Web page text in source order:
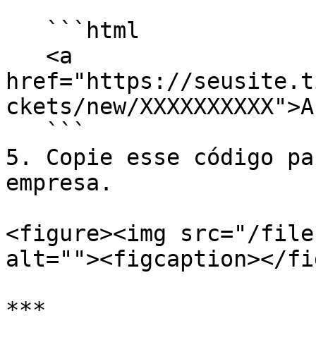
href="https://
ckets/new/
5. Copie esse código
empresa.
<figure><img src="/files/
alt=""><figcaption></
***